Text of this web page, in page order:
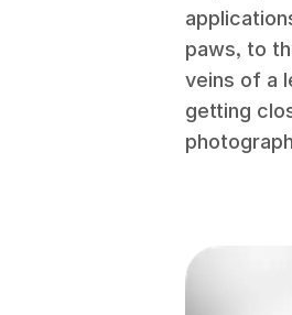
paws, to
veins of a
getting